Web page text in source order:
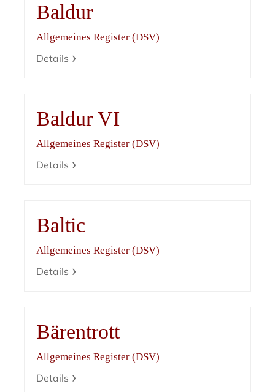
Baldur
Allgemeines Register (DSV)
Details
Baldur VI
Allgemeines Register (DSV)
Details
Baltic
Allgemeines Register (DSV)
Details
Bärentrott
Allgemeines Register (DSV)
Details